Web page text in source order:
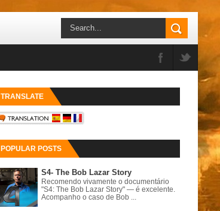
TRANSLATE
POPULAR POSTS
S4- The Bob Lazar Story
Recomendo vivamente o documentário
"S4: The Bob Lazar Story" — é excelente.
Acompanho o caso de Bob ...